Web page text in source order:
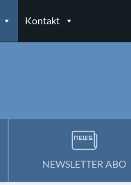
Kontakt
NEWSLETTER ABO